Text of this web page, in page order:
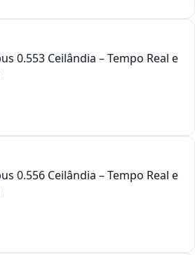
0.553 Ceilândia – Tempo Real e
0.556 Ceilândia – Tempo Real e